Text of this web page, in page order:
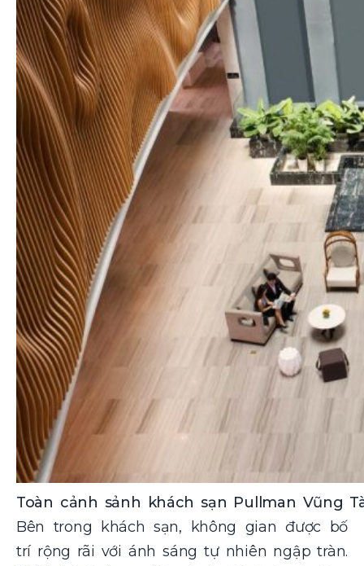
Toàn cảnh sảnh khách sạn Pullman Vũng
Bên trong khách sạn, không gian được bố
trí rộng rãi với ánh sáng tự nhiên ngập tràn.